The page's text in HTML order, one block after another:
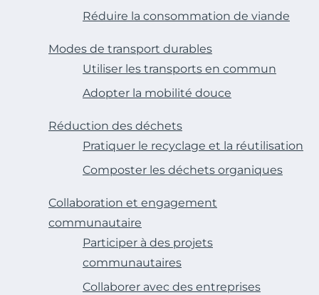
Réduire la consommation de viande
Modes de transport durables
Utiliser les transports en commun
Adopter la mobilité douce
Réduction des déchets
Pratiquer le recyclage et la réutilisation
Composter les déchets organiques
Collaboration et engagement
communautaire
Participer à des projets
communautaires
Collaborer avec des entreprises